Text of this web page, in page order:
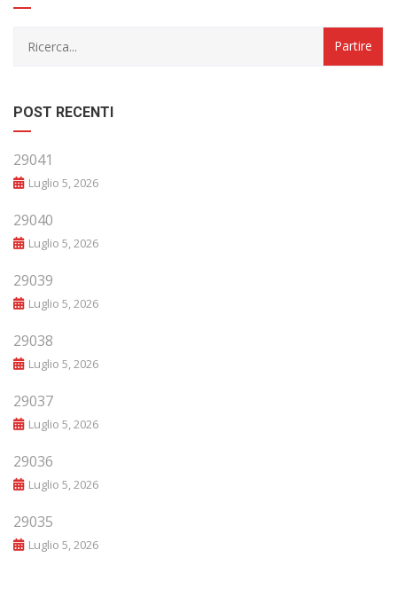
POST RECENTI
29041
Luglio 5, 2026
29040
Luglio 5, 2026
29039
Luglio 5, 2026
29038
Luglio 5, 2026
29037
Luglio 5, 2026
29036
Luglio 5, 2026
29035
Luglio 5, 2026